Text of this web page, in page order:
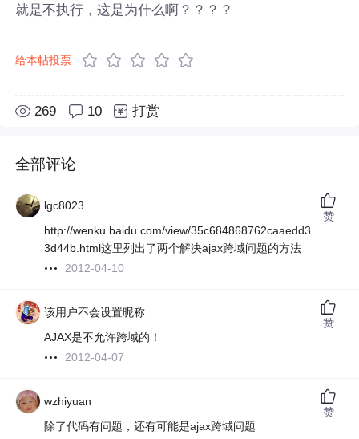
就是不执行，这是为什么啊？？？？
给本帖投票
269 10 打赏
全部评论
lgc8023
http://wenku.baidu.com/view/35c684868762caaedd3
3d44b.html这里列出了两个解决ajax跨域问题的方法
2012-04-10
赞
该用户不会设置昵称
AJAX是不允许跨域的！
2012-04-07
赞
wzhiyuan
除了代码有问题，还有可能是ajax跨域问题
赞